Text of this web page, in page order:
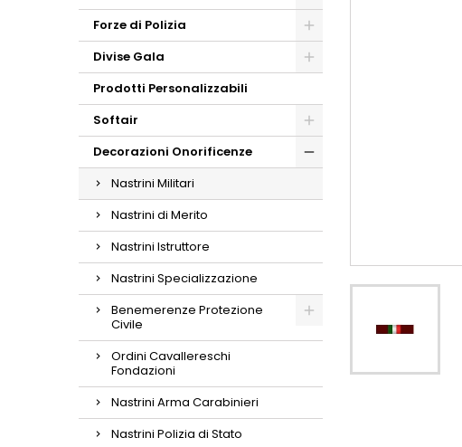
Forze di Polizia
Divise Gala
Prodotti Personalizzabili
Softair
Decorazioni Onorificenze
Nastrini Militari
Nastrini di Merito
Nastrini Istruttore
Nastrini Specializzazione
Benemerenze Protezione
Civile
Ordini Cavallereschi
Fondazioni
Nastrini Arma Carabinieri
Nastrini Polizia di Stato